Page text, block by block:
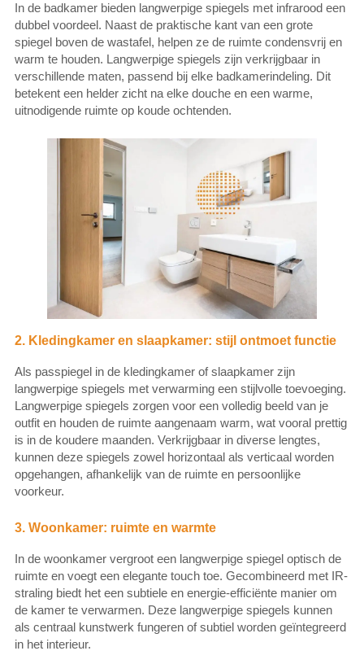
In de badkamer bieden langwerpige spiegels met infrarood een
dubbel voordeel. Naast de praktische kant van een grote
spiegel boven de wastafel, helpen ze de ruimte condensvrij en
warm te houden. Langwerpige spiegels zijn verkrijgbaar in
verschillende maten, passend bij elke badkamerindeling. Dit
betekent een helder zicht na elke douche en een warme,
uitnodigende ruimte op koude ochtenden.
2. Kledingkamer en slaapkamer: stijl ontmoet functie
Als passpiegel in de kledingkamer of slaapkamer zijn
langwerpige spiegels met verwarming een stijlvolle toevoeging.
Langwerpige spiegels zorgen voor een volledig beeld van je
outfit en houden de ruimte aangenaam warm, wat vooral prettig
is in de koudere maanden. Verkrijgbaar in diverse lengtes,
kunnen deze spiegels zowel horizontaal als verticaal worden
opgehangen, afhankelijk van de ruimte en persoonlijke
voorkeur.
3. Woonkamer: ruimte en warmte
In de woonkamer vergroot een langwerpige spiegel optisch de
ruimte en voegt een elegante touch toe. Gecombineerd met IR-
straling biedt het een subtiele en energie-efficiënte manier om
de kamer te verwarmen. Deze langwerpige spiegels kunnen
als centraal kunstwerk fungeren of subtiel worden geïntegreerd
in het interieur.